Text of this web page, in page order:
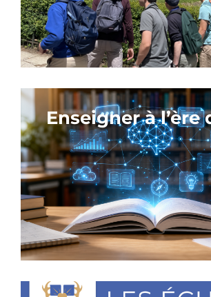
Enseigner à l’ère